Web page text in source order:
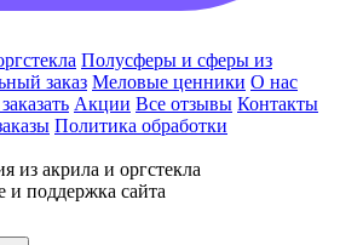
Полусферы и сферы из
заказ Меловые ценники О нас
Акции Все отзывы Контакты
Политика обработки
из акрила и оргстекла
и поддержка сайта